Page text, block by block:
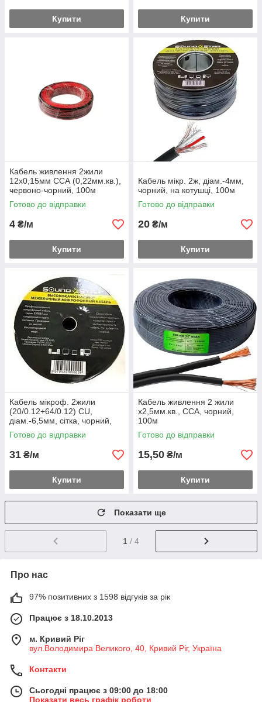
Купити Купити
Кабель живлення 2жили
12х0,15мм CСА (0,22мм.кв.),
червоно-чорний, 100м
Готово до відправки
4 ₴/м
Купити
Кабель мікр. 2ж, діам.-4мм,
чорний, на котушці, 100м
Готово до відправки
20 ₴/м
Купити
Кабель мікроф. 2жили
(20/0.12+64/0.12) CU,
діам.-6,5мм, сітка, чорний,
100м
Готово до відправки
31 ₴/м
Купити
Кабель живлення 2 жили
х2,5мм.кв., CCA, чорний,
100м
Готово до відправки
15,50 ₴/м
Купити
Показати ще
1 / 4
Про нас
97% позитивних з 1598 відгуків за рік
Працює з 18.10.2013
м. Кривий Ріг
вул.Володимира Великого, 40, Кривий Ріг, Україна
Контакти
Сьогодні працює з 09:00 до 18:00
Показати весь графік роботи